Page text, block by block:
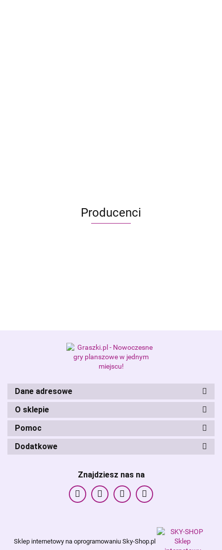
Producenci
Alis Games – producent gier
planszowych i RPG
Dane adresowe
O sklepie
Pomoc
Dodatkowe
Znajdziesz nas na
Sklep internetowy na oprogramowaniu Sky-Shop.pl